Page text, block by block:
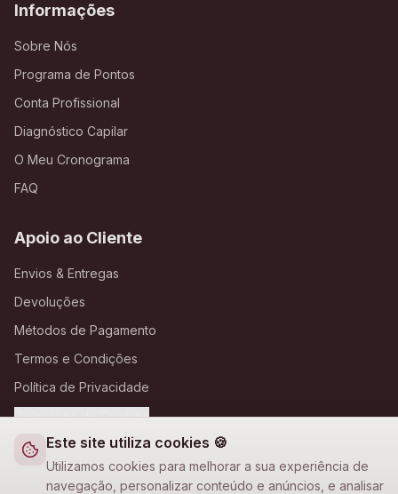
Este site utiliza cookies 🍪
Utilizamos cookies para melhorar a sua experiência de
navegação, personalizar conteúdo e anúncios, e analisar
Informações
Sobre Nós
Programa de Pontos
Conta Profissional
Diagnóstico Capilar
O Meu Cronograma
FAQ
Apoio ao Cliente
Envios & Entregas
Devoluções
Métodos de Pagamento
Termos e Condições
Política de Privacidade
Definições de Cookies
A Loja Nova